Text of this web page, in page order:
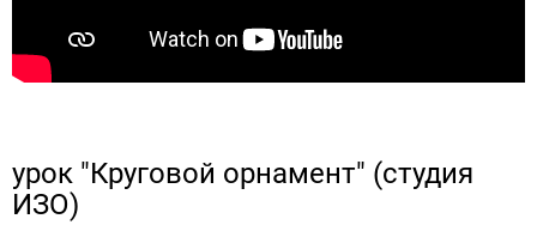
урок "Круговой орнамент" (студия
ИЗО)